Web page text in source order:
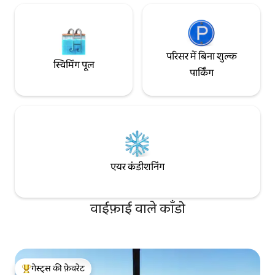
स्विमिंग पूल
परिसर में बिना शुल्क
पार्किंग
एयर कंडीशनिंग
वाईफ़ाई वाले काँडो
गेस्ट्स की फ़ेवरेट